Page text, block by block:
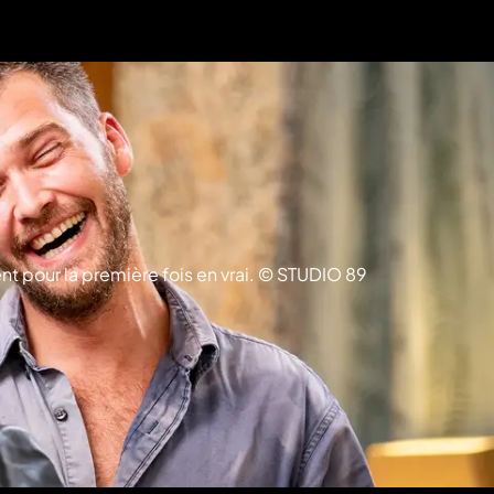
pour la première fois en vrai. © STUDIO 89